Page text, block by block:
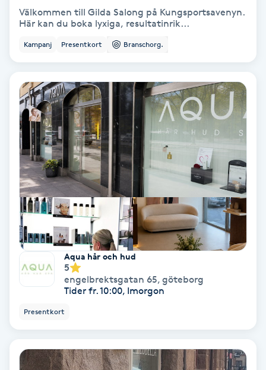
Sjukgymnastik
Skalpmassage
Skinbooster
Sklerosering
Skoinlägg
Skägg
Skäggfärgning
Skäggklippning
Skäggtrimmning
Skönhet
Slingor
Välkommen till Gilda Salong på Kungsportsavenyn.
Här kan du boka lyxiga, resultatinrik...
Kampanj Presentkort Branschorg.
Aqua hår och hud
5
engelbrektsgatan 65, göteborg
Tider fr. 10:00, Imorgon
Presentkort